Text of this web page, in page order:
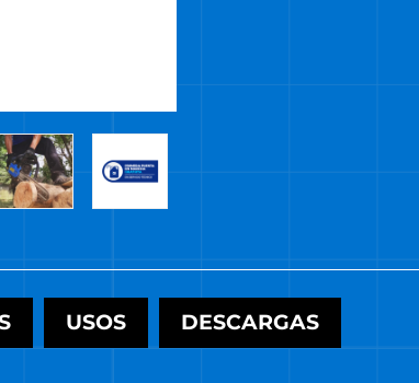
USOS DESCARGAS